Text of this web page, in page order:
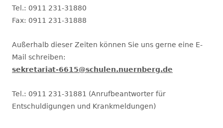
Tel.: 0911 231-31880
Fax: 0911 231-31888
Außerhalb dieser Zeiten können Sie uns gerne eine E-
Mail schreiben:
sekretariat-6615@schulen.nuernberg.de
Tel.: 0911 231-31881 (Anrufbeantworter für
Entschuldigungen und Krankmeldungen)